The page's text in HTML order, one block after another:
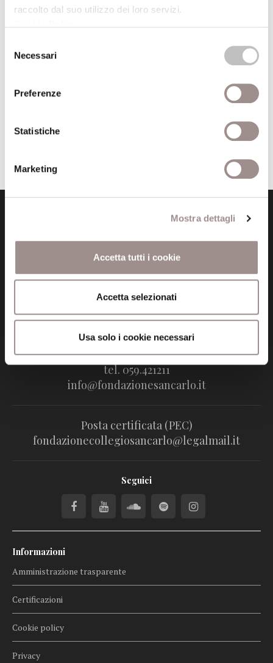
raccolto dal suo utilizzo dei loro servizi.
delNecessari
Preferenze
Statistiche
Marketing
Mostra dettagli
Accetta tutti i cookie
Accetta selezionati
Usa solo i cookie necessari
MULTIMEDIA
Fondazione Collegio San Carlo
Via San Carlo 5
41121 Modena (MO)
tel. 059.421211
info@fondazionesancarlo.it
Posta certificata (PEC)
fondazionecollegiosancarlo@legalmail.it
Seguici
Informazioni
Amministrazione trasparente
Certificazioni
Cookie policy
Privacy